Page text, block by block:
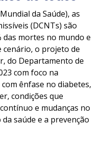
da Saúde), as
(DCNTs) são
das mortes no mundo e
cenário, o projeto de
do Departamento de
com foco na
ênfase no diabetes,
condições que
e mudanças no
saúde e a prevenção